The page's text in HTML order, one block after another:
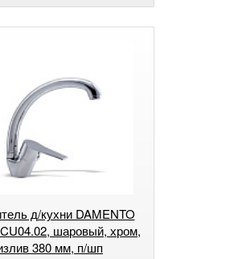
д/кухни DAMENTO
шаровый, хром,
380 мм, п/шп